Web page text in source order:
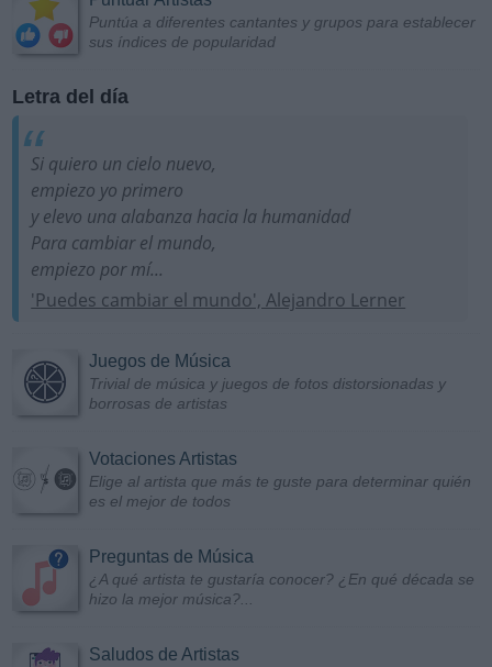
Puntúa a diferentes cantantes y grupos para establecer
sus índices de popularidad
Letra del día
Si quiero un cielo nuevo,
empiezo yo primero
y elevo una alabanza hacia la humanidad
Para cambiar el mundo,
empiezo por mí...
'Puedes cambiar el mundo', Alejandro Lerner
Juegos de Música
Trivial de música y juegos de fotos distorsionadas y
borrosas de artistas
Votaciones Artistas
Elige al artista que más te guste para determinar quién
es el mejor de todos
Preguntas de Música
¿A qué artista te gustaría conocer? ¿En qué década se
hizo la mejor música?...
Saludos de Artistas